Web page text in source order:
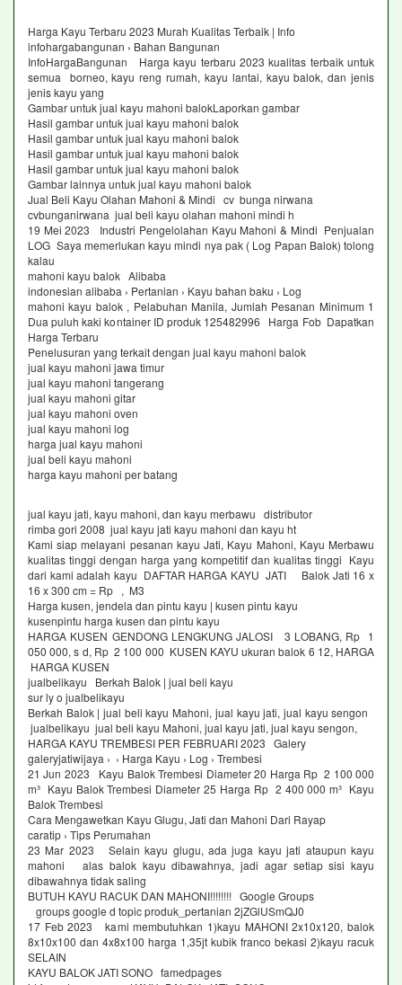
Harga Kayu Terbaru 2023 Murah Kualitas Terbaik | Info
infohargabangunan › Bahan Bangunan
InfoHargaBangunan Harga kayu terbaru 2023 kualitas terbaik untuk
semua borneo, kayu reng rumah, kayu lantai, kayu balok, dan jenis
jenis kayu yang
Gambar untuk jual kayu mahoni balokLaporkan gambar
Hasil gambar untuk jual kayu mahoni balok
Hasil gambar untuk jual kayu mahoni balok
Hasil gambar untuk jual kayu mahoni balok
Hasil gambar untuk jual kayu mahoni balok
Gambar lainnya untuk jual kayu mahoni balok
Jual Beli Kayu Olahan Mahoni & Mindi cv bunga nirwana
cvbunganirwana jual beli kayu olahan mahoni mindi h
19 Mei 2023 Industri Pengelolahan Kayu Mahoni & Mindi Penjualan
LOG Saya memerlukan kayu mindi nya pak ( Log Papan Balok) tolong
kalau
mahoni kayu balok Alibaba
indonesian alibaba › Pertanian › Kayu bahan baku › Log
mahoni kayu balok , Pelabuhan Manila, Jumlah Pesanan Minimum 1
Dua puluh kaki kontainer ID produk 125482996 Harga Fob Dapatkan
Harga Terbaru
Penelusuran yang terkait dengan jual kayu mahoni balok
jual kayu mahoni jawa timur
jual kayu mahoni tangerang
jual kayu mahoni gitar
jual kayu mahoni oven
jual kayu mahoni log
harga jual kayu mahoni
jual beli kayu mahoni
harga kayu mahoni per batang
jual kayu jati, kayu mahoni, dan kayu merbawu distributor
rimba gori 2008 jual kayu jati kayu mahoni dan kayu ht
Kami siap melayani pesanan kayu Jati, Kayu Mahoni, Kayu Merbawu
kualitas tinggi dengan harga yang kompetitif dan kualitas tinggi Kayu
dari kami adalah kayu DAFTAR HARGA KAYU JATI Balok Jati 16 x
16 x 300 cm = Rp , M3
Harga kusen, jendela dan pintu kayu | kusen pintu kayu
kusenpintu harga kusen dan pintu kayu
HARGA KUSEN GENDONG LENGKUNG JALOSI 3 LOBANG, Rp 1
050 000, s d, Rp 2 100 000 KUSEN KAYU ukuran balok 6 12, HARGA
HARGA KUSEN
jualbelikayu Berkah Balok | jual beli kayu
sur ly o jualbelikayu
Berkah Balok | jual beli kayu Mahoni, jual kayu jati, jual kayu sengon
jualbelikayu jual beli kayu Mahoni, jual kayu jati, jual kayu sengon,
HARGA KAYU TREMBESI PER FEBRUARI 2023 Galery
galeryjatiwijaya › › Harga Kayu › Log › Trembesi
21 Jun 2023 Kayu Balok Trembesi Diameter 20 Harga Rp 2 100 000
m³ Kayu Balok Trembesi Diameter 25 Harga Rp 2 400 000 m³ Kayu
Balok Trembesi
Cara Mengawetkan Kayu Glugu, Jati dan Mahoni Dari Rayap
caratip › Tips Perumahan
23 Mar 2023 Selain kayu glugu, ada juga kayu jati ataupun kayu
mahoni alas balok kayu dibawahnya, jadi agar setiap sisi kayu
dibawahnya tidak saling
BUTUH KAYU RACUK DAN MAHONI!!!!!!!! Google Groups
groups google d topic produk_pertanian 2jZGlUSmQJ0
17 Feb 2023 kami membutuhkan 1)kayu MAHONI 2x10x120, balok
8x10x100 dan 4x8x100 harga 1,35jt kubik franco bekasi 2)kayu racuk
SELAIN
KAYU BALOK JATI SONO famedpages